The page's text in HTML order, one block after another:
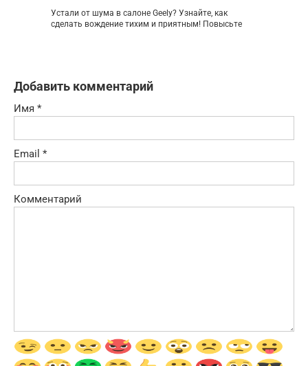
Устали от шума в салоне Geely? Узнайте, как
сделать вождение тихим и приятным! Повысьте
Добавить комментарий
Имя *
Email *
Комментарий